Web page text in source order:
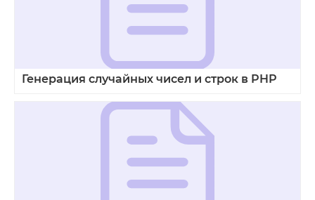
Генерация случайных чисел и строк в PHP